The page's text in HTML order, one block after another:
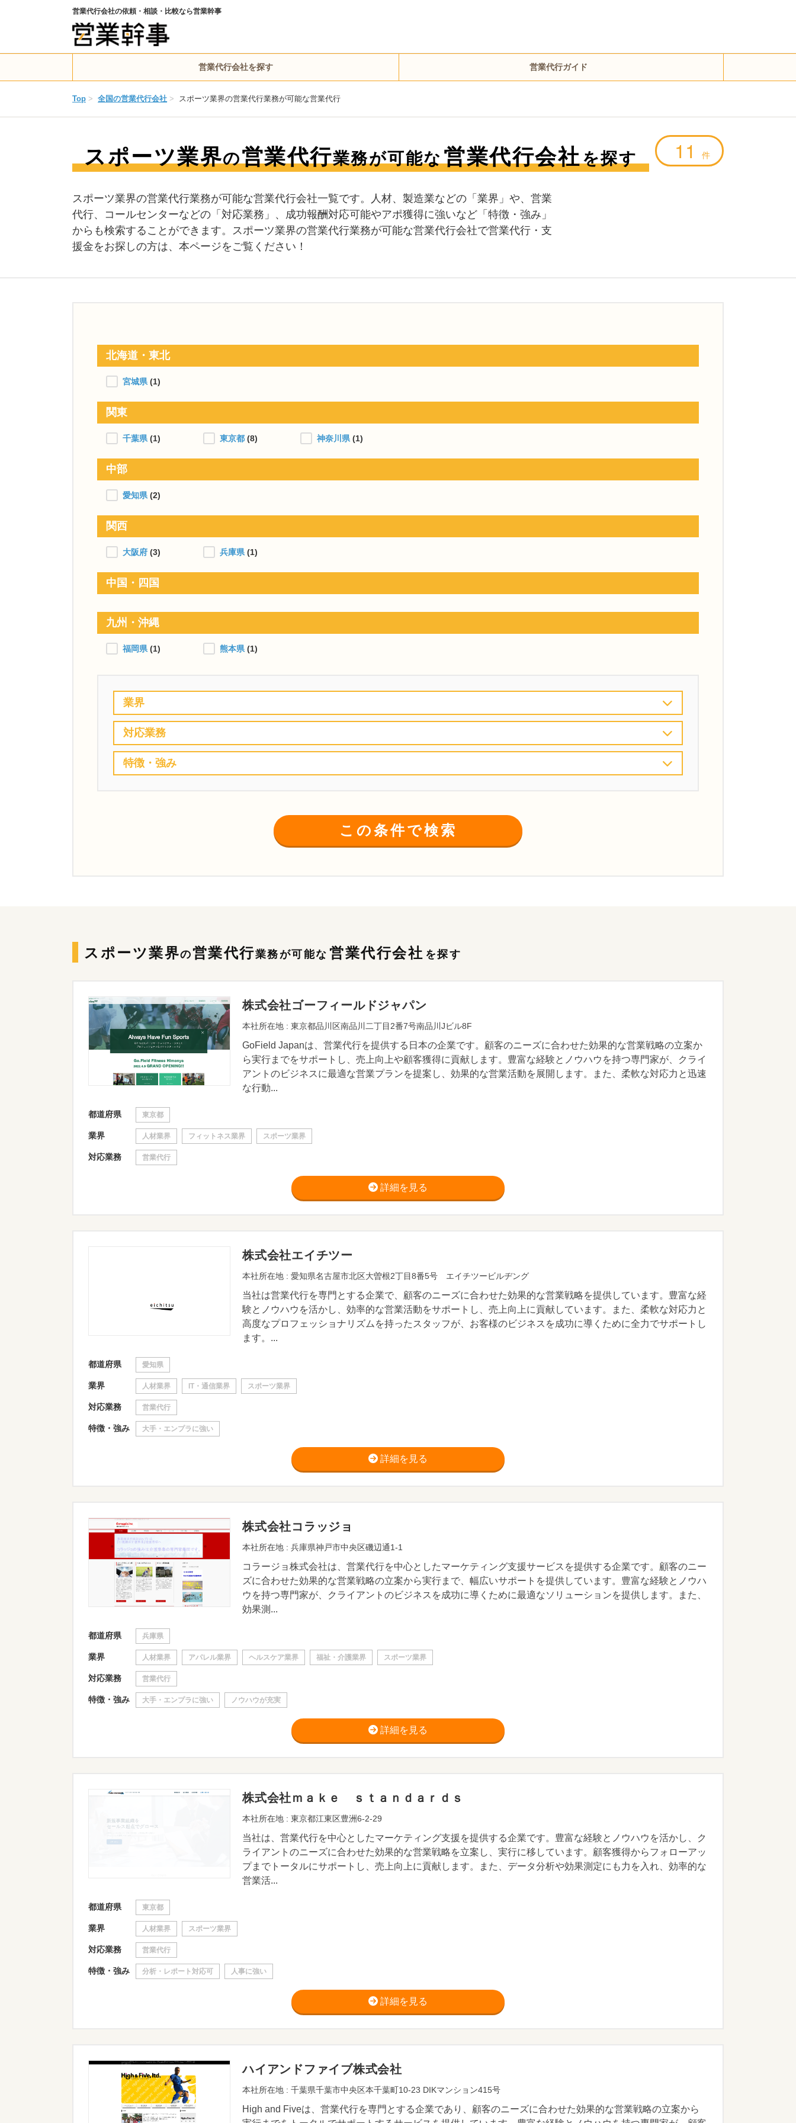
営業代行会社の依頼・相談・比較なら営業幹事
営業代行会社を探す 営業代行ガイド
Top > 全国の営業代行会社 > スポーツ業界の営業代行業務が可能な営業代行
11 件
スポーツ業界の営業代行業務が可能な 営業代行会社 を探す
スポーツ業界の営業代行業務が可能な営業代行会社一覧です。人材、製造業などの「業界」や、営業
代行、コールセンターなどの「対応業務」、成功報酬対応可能やアポ獲得に強いなど「特徴・強み」
からも検索することができます。スポーツ業界の営業代行業務が可能な営業代行会社で営業代行・支
援金をお探しの方は、本ページをご覧ください！
北海道・東北
宮城県 (1)
関東
千葉県 (1) 東京都 (8) 神奈川県 (1)
中部
愛知県 (2)
関西
大阪府 (3) 兵庫県 (1)
中国・四国
九州・沖縄
福岡県 (1) 熊本県 (1)
業界
対応業務
特徴・強み
この条件で検索
スポーツ業界の営業代行業務が可能な 営業代行会社 を探す
株式会社ゴーフィールドジャパン
本社所在地 : 東京都品川区南品川二丁目2番7号南品川Jビル8F
GoField Japanは、営業代行を提供する日本の企業です。顧客のニーズに合わせた効果的な営業戦略の立案か
ら実行までをサポートし、売上向上や顧客獲得に貢献します。豊富な経験とノウハウを持つ専門家が、クライ
アントのビジネスに最適な営業プランを提案し、効果的な営業活動を展開します。また、柔軟な対応力と迅速
な行動...
都道府県 東京都
業界 人材業界 フィットネス業界 スポーツ業界
対応業務 営業代行
詳細を見る
株式会社エイチツー
本社所在地 : 愛知県名古屋市北区大曽根2丁目8番5号 エイチツービルヂング
当社は営業代行を専門とする企業で、顧客のニーズに合わせた効果的な営業戦略を提供しています。豊富な経
験とノウハウを活かし、効率的な営業活動をサポートし、売上向上に貢献しています。また、柔軟な対応力と
高度なプロフェッショナリズムを持ったスタッフが、お客様のビジネスを成功に導くために全力でサポートし
ます。...
都道府県 愛知県
業界 人材業界 IT・通信業界 スポーツ業界
対応業務 営業代行
特徴・強み 大手・エンプラに強い
詳細を見る
株式会社コラッジョ
本社所在地 : 兵庫県神戸市中央区磯辺通1-1
コラージョ株式会社は、営業代行を中心としたマーケティング支援サービスを提供する企業です。顧客のニー
ズに合わせた効果的な営業戦略の立案から実行まで、幅広いサポートを提供しています。豊富な経験とノウハ
ウを持つ専門家が、クライアントのビジネスを成功に導くために最適なソリューションを提供します。また、
効果測...
都道府県 兵庫県
業界 人材業界 アパレル業界 ヘルスケア業界 福祉・介護業界 スポーツ業界
対応業務 営業代行
特徴・強み 大手・エンプラに強い ノウハウが充実
詳細を見る
株式会社ｍａｋｅ ｓｔａｎｄａｒｄｓ
本社所在地 : 東京都江東区豊洲6-2-29
当社は、営業代行を中心としたマーケティング支援を提供する企業です。豊富な経験とノウハウを活かし、ク
ライアントのニーズに合わせた効果的な営業戦略を立案し、実行に移しています。顧客獲得からフォローアッ
プまでトータルにサポートし、売上向上に貢献します。また、データ分析や効果測定にも力を入れ、効率的な
営業活...
都道府県 東京都
業界 人材業界 スポーツ業界
対応業務 営業代行
特徴・強み 分析・レポート対応可 人事に強い
詳細を見る
ハイアンドファイブ株式会社
本社所在地 : 千葉県千葉市中央区本千葉町10-23 DIKマンション415号
High and Fiveは、営業代行を専門とする企業であり、顧客のニーズに合わせた効果的な営業戦略の立案から